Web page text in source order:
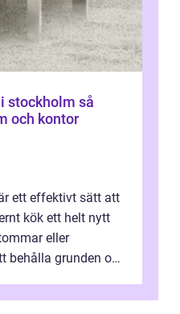
så
och kontor
ett effektivt sätt att
kök ett helt nytt
eller
behålla grunden och